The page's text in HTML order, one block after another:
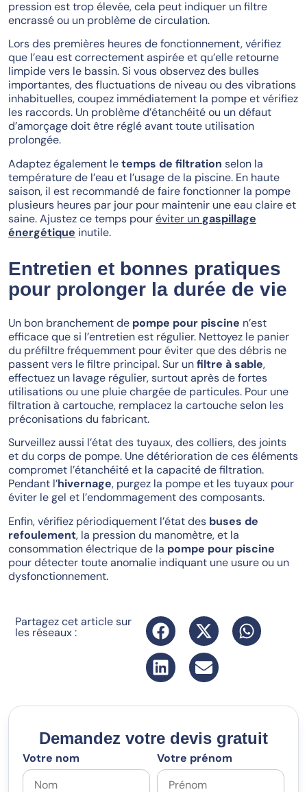
pression est trop élevée, cela peut indiquer un filtre
encrassé ou un problème de circulation.
Lors des premières heures de fonctionnement, vérifiez
que l’eau est correctement aspirée et qu’elle retourne
limpide vers le bassin. Si vous observez des bulles
importantes, des fluctuations de niveau ou des vibrations
inhabituelles, coupez immédiatement la pompe et vérifiez
les raccords. Un problème d’étanchéité ou un défaut
d’amorçage doit être réglé avant toute utilisation
prolongée.
Adaptez également letemps de filtration selon la
température de l’eau et l’usage de la piscine. En haute
saison, il est recommandé de faire fonctionner la pompe
plusieurs heures par jour pour maintenir une eau claire et
saine. Ajustez ce temps pouréviter ungaspillage
énergétique inutile.
Entretien et bonnes pratiques
pour prolonger la durée de vie
Un bon branchement de pompe pour piscine n’est
efficace que si l’entretien est régulier. Nettoyez le panier
du préfiltre fréquemment pour éviter que des débris ne
passent vers le filtre principal. Sur unfiltre à sable,
effectuez un lavage régulier, surtout après de fortes
utilisations ou une pluie chargée de particules. Pour une
filtration à cartouche, remplacez la cartouche selon les
préconisations du fabricant.
Surveillez aussi l’état des tuyaux, des colliers, des joints
et du corps de pompe. Une détérioration de ces éléments
compromet l’étanchéité et la capacité de filtration.
Pendant l’hivernage, purgez la pompe et les tuyaux pour
éviter le gel et l’endommagement des composants.
Enfin, vérifiez périodiquement l’état des buses de
refoulement, la pression du manomètre, et la
consommation électrique de la pompe pour piscine
pour détecter toute anomalie indiquant une usure ou un
dysfonctionnement.
Partagez cet article sur
les réseaux :
Demandez votre devis gratuit
Votre nom Votre prénom